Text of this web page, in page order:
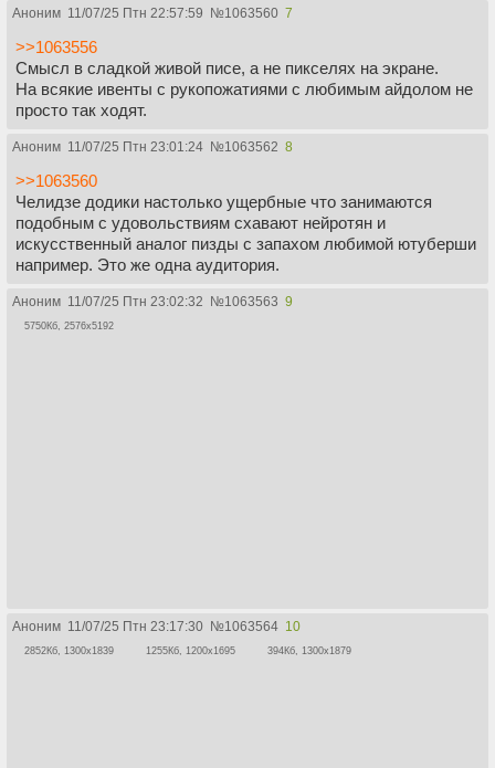
Аноним 11/07/25 Птн 22:57:59 №1063560 7
>>1063556
Смысл в сладкой живой писе, а не пикселях на экране.
На всякие ивенты с рукопожатиями с любимым айдолом не
просто так ходят.
Аноним 11/07/25 Птн 23:01:24 №1063562 8
>>1063560
Челидзе додики настолько ущербные что занимаются
подобным с удовольствиям схавают нейротян и
искусственный аналог пизды с запахом любимой ютуберши
например. Это же одна аудитория.
Аноним 11/07/25 Птн 23:02:32 №1063563 9
5750Кб, 2576x5192
Аноним 11/07/25 Птн 23:17:30 №1063564 10
2852Кб, 1300x1839 1255Кб, 1200x1695 394Кб, 1300x1879